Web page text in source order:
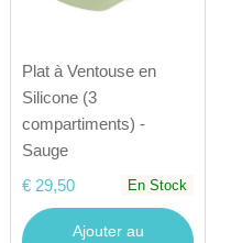
Plat à Ventouse en
Silicone (3
compartiments) -
Sauge
€ 29,50
En Stock
Ajouter au